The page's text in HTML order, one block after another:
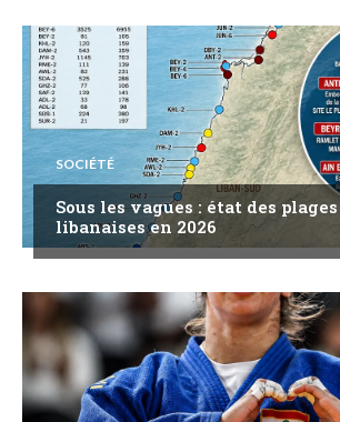
SOCIÉTÉ
Sous les vagues : état des plages
libanaises en 2026